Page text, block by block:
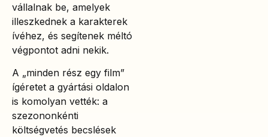
vállalnak be, amelyek
illeszkednek a karakterek
ívéhez, és segítenek méltó
végpontot adni nekik.
A „minden rész egy film”
ígéretet a gyártási oldalon
is komolyan vették: a
szezononkénti
költségvetés becslések